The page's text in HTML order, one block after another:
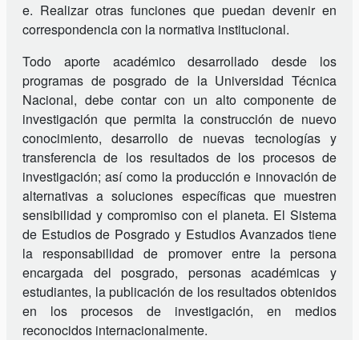
e. Realizar otras funciones que puedan devenir en
correspondencia con la normativa institucional.
Todo aporte académico desarrollado desde los
programas de posgrado de la Universidad Técnica
Nacional, debe contar con un alto componente de
investigación que permita la construcción de nuevo
conocimiento, desarrollo de nuevas tecnologías y
transferencia de los resultados de los procesos de
investigación; así como la producción e innovación de
alternativas a soluciones específicas que muestren
sensibilidad y compromiso con el planeta. El Sistema
de Estudios de Posgrado y Estudios Avanzados tiene
la responsabilidad de promover entre la persona
encargada del posgrado, personas académicas y
estudiantes, la publicación de los resultados obtenidos
en los procesos de investigación, en medios
reconocidos internacionalmente.